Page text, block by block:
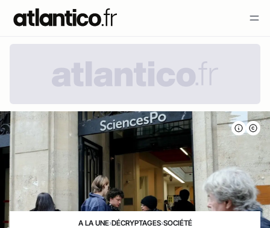
A LA UNE›DÉCRYPTAGES›SOCIÉTÉ